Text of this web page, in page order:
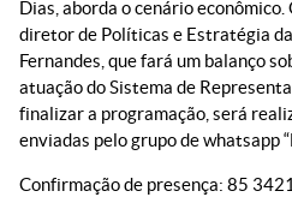
Dias, aborda o cenário
diretor de Políticas e Estratégia
Fernandes, que fará um balanço
atuação do Sistema de
finalizar a programação, será
enviadas pelo grupo de whatsapp
Confirmação de presença: 85